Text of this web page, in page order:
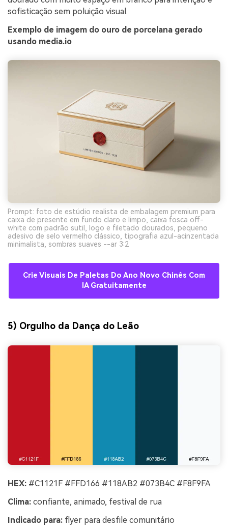
sofisticação sem poluição visual.
Exemplo de imagem do ouro de porcelana gerado
usando media.io
Prompt: foto de estúdio realista de embalagem premium para
caixa de presente em fundo claro e limpo, caixa fosca off-
white com padrão sutil, logo e filetado dourados, pequeno
adesivo de selo vermelho clássico, tipografia azul-acinzentada
minimalista, sombras suaves --ar 3:2
Crie Visuais De Paletas Do Ano Novo Chinês Com
IA Gratuitamente
5) Orgulho da Dança do Leão
HEX: #C1121F #FFD166 #118AB2 #073B4C #F8F9FA
Clima: confiante, animado, festival de rua
Indicado para: flyer para desfile comunitário
IA sem limites.
100% grátis!